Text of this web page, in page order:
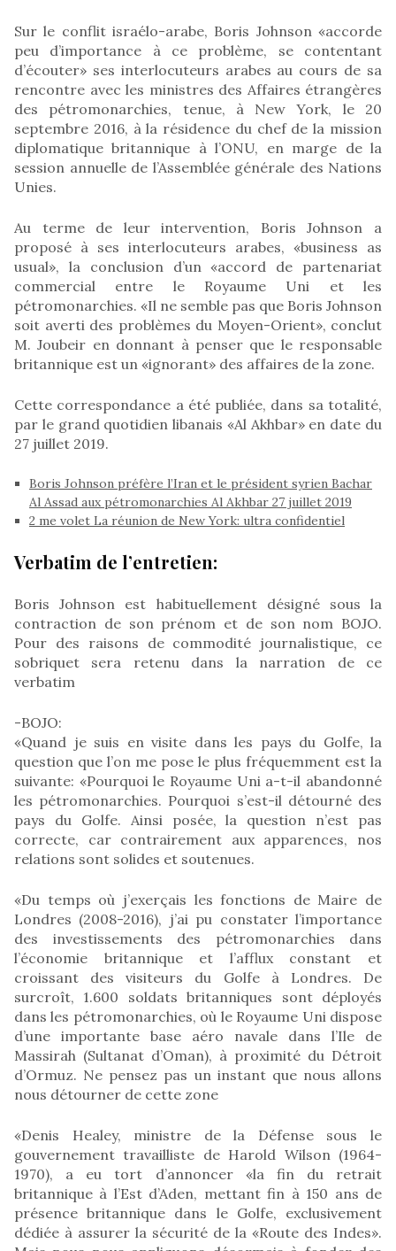
Sur le conflit israélo-arabe, Boris Johnson «accorde
peu d’importance à ce problème, se contentant
d’écouter» ses interlocuteurs arabes au cours de sa
rencontre avec les ministres des Affaires étrangères
des pétromonarchies, tenue, à New York, le 20
septembre 2016, à la résidence du chef de la mission
diplomatique britannique à l’ONU, en marge de la
session annuelle de l’Assemblée générale des Nations
Unies.
Au terme de leur intervention, Boris Johnson a
proposé à ses interlocuteurs arabes, «business as
usual», la conclusion d’un «accord de partenariat
commercial entre le Royaume Uni et les
pétromonarchies. «Il ne semble pas que Boris Johnson
soit averti des problèmes du Moyen-Orient», conclut
M. Joubeir en donnant à penser que le responsable
britannique est un «ignorant» des affaires de la zone.
Cette correspondance a été publiée, dans sa totalité,
par le grand quotidien libanais «Al Akhbar» en date du
27 juillet 2019.
Boris Johnson préfère l’Iran et le président syrien Bachar
Al Assad aux pétromonarchies Al Akhbar 27 juillet 2019
2 me volet La réunion de New York: ultra confidentiel
Verbatim de l’entretien:
Boris Johnson est habituellement désigné sous la
contraction de son prénom et de son nom BOJO.
Pour des raisons de commodité journalistique, ce
sobriquet sera retenu dans la narration de ce
verbatim
-BOJO:
«Quand je suis en visite dans les pays du Golfe, la
question que l’on me pose le plus fréquemment est la
suivante: «Pourquoi le Royaume Uni a-t-il abandonné
les pétromonarchies. Pourquoi s’est-il détourné des
pays du Golfe. Ainsi posée, la question n’est pas
correcte, car contrairement aux apparences, nos
relations sont solides et soutenues.
«Du temps où j’exerçais les fonctions de Maire de
Londres (2008-2016), j’ai pu constater l’importance
des investissements des pétromonarchies dans
l’économie britannique et l’afflux constant et
croissant des visiteurs du Golfe à Londres. De
surcroît, 1.600 soldats britanniques sont déployés
dans les pétromonarchies, où le Royaume Uni dispose
d’une importante base aéro navale dans l’Ile de
Massirah (Sultanat d’Oman), à proximité du Détroit
d’Ormuz. Ne pensez pas un instant que nous allons
nous détourner de cette zone
«Denis Healey, ministre de la Défense sous le
gouvernement travailliste de Harold Wilson (1964-
1970), a eu tort d’annoncer «la fin du retrait
britannique à l’Est d’Aden, mettant fin à 150 ans de
présence britannique dans le Golfe, exclusivement
dédiée à assurer la sécurité de la «Route des Indes».